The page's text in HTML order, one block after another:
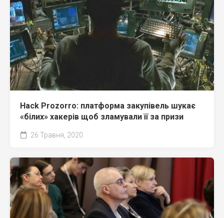
Hack Prozorro: платформа закупівель шукає
«білих» хакерів щоб зламували її за призи
26 Травня, 2020